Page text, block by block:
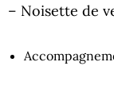
– Noisette de